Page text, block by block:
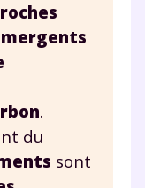
roches
.
du
sont
utilisée pour
pourrez vous
lien de
Pour
vous pouvez